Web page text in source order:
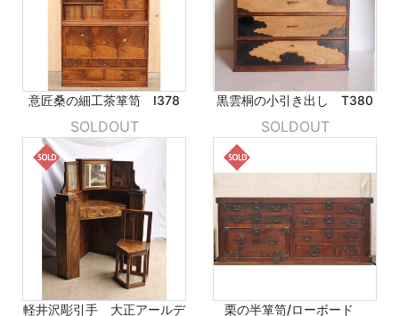
意匠桑の細工茶箪笥 I378
SOLDOUT
黒雲桐の小引き出し T380
SOLDOUT
軽井沢彫引手 大正アールデ
栗の半箪笥/ローボード